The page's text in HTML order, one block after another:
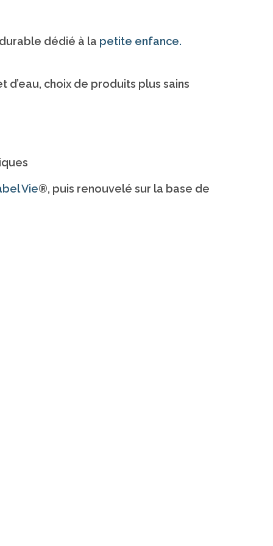
dédié à la petite enfance.
choix de produits plus sains
Vie®, puis renouvelé sur la base de